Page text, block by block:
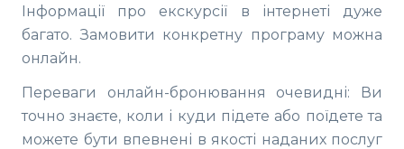
Інформації про екскурсії в інтернеті дуже
багато. Замовити конкретну програму можна
онлайн.
Переваги онлайн-бронювання очевидні: Ви
точно знаєте, коли і куди підете або поїдете та
можете бути впевнені в якості наданих послуг